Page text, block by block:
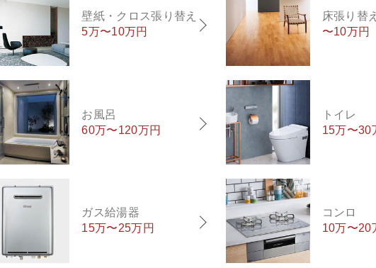
壁紙・クロス張り替え
5万〜10万円
床張り替え
〜10万円
お風呂
60万〜120万円
トイレ
15万〜30
ガス給湯器
15万〜25万円
コンロ
10万〜20